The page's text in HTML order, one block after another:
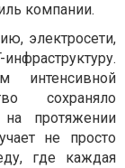
компании.
электросети,
интенсивной
сохраняло
протяжении
не просто
где каждая